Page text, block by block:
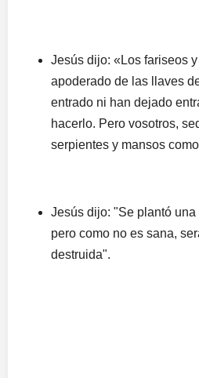
Jesús dijo: «Los fariseos
apoderado de las llaves
entrado ni han dejado
hacerlo. Pero vosotros,
serpientes y mansos
Jesús dijo: "Se plantó
pero como no es sana,
destruida".